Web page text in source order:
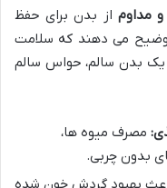
مداوم از بدن برای حفظ
می دهند که سلامت
بدن سالم، حواس سالم
مصرف میوه ها،
بدون چربی.
بهبود گردش خون شده